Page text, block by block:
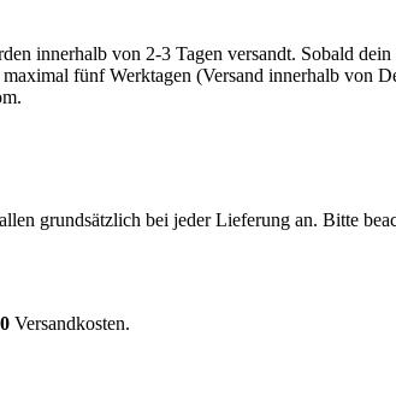
innerhalb von 2-3 Tagen versandt. Sobald
fünf Werktagen (Versand innerhalb von
.
grundsätzlich bei jeder Lieferung an. Bitte
Versandkosten.